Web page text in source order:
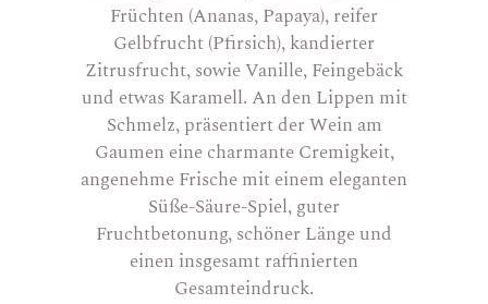
Früchten (Ananas, Papaya), reifer
Gelbfrucht (Pfirsich), kandierter
Zitrusfrucht, sowie Vanille, Feingebäck
und etwas Karamell. An den Lippen mit
Schmelz, präsentiert der Wein am
Gaumen eine charmante Cremigkeit,
angenehme Frische mit einem eleganten
Süße-Säure-Spiel, guter
Fruchtbetonung, schöner Länge und
einen insgesamt raffinierten
Gesamteindruck.